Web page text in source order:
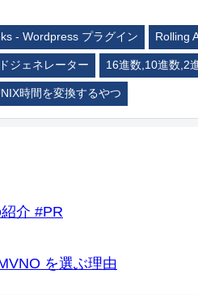
- Wordpress プラグイン Rolling
ジェネレーター 16進数,10進数,2
時間を変換するやつ
介 #PR
を選ぶ理由